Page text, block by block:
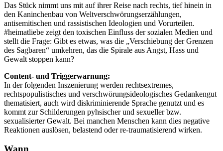
Das Stück nimmt uns mit auf ihrer Reise nach rechts, tief hinein in
den Kaninchenbau von Weltverschwörungserzählungen,
antisemitischen und rassistischen Ideologien und Vorurteilen.
#heimatliebe zeigt den toxischen Einfluss der sozialen Medien und
stellt die Frage: Gibt es etwas, was die „Verschiebung der Grenzen
des Sagbaren“ umkehren, das die Spirale aus Angst, Hass und
Gewalt stoppen kann?
Content- und Triggerwarnung:
In der folgenden Inszenierung werden rechtsextremes,
rechtspopulistisches und verschwörungsideologisches Gedankengut
thematisiert, auch wird diskriminierende Sprache genutzt und es
kommt zur Schilderungen pyhsischer und sexueller bzw.
sexualisierter Gewalt. Bei manchen Menschen kann dies negative
Reaktionen auslösen, belastend oder re-traumatisierend wirken.